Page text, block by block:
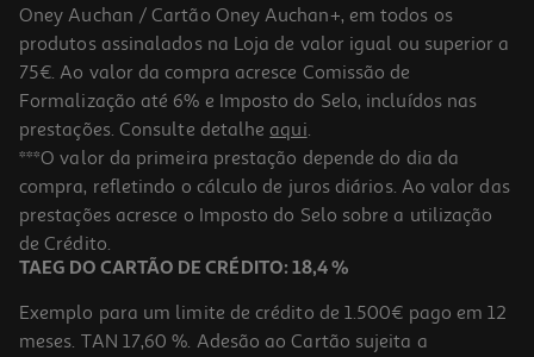
Oney Auchan / Cartão Oney Auchan+, em todos os
produtos assinalados na Loja de valor igual ou superior a
75€. Ao valor da compra acresce Comissão de
Formalização até 6% e Imposto do Selo, incluídos nas
prestações. Consulte detalhe aqui.
***O valor da primeira prestação depende do dia da
compra, refletindo o cálculo de juros diários. Ao valor das
prestações acresce o Imposto do Selo sobre a utilização
de Crédito.
TAEG DO CARTÃO DE CRÉDITO: 18,4 %
Exemplo para um limite de crédito de 1.500€ pago em 12
meses. TAN 17,60 %. Adesão ao Cartão sujeita a